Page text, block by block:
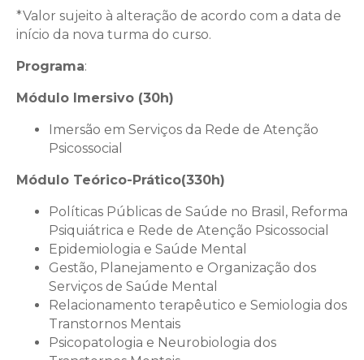
*Valor sujeito à alteração de acordo com a data de
início da nova turma do curso.
Programa:
Módulo Imersivo (30h)
Imersão em Serviços da Rede de Atenção
Psicossocial
Módulo Teórico-Prático(330h)
Políticas Públicas de Saúde no Brasil, Reforma
Psiquiátrica e Rede de Atenção Psicossocial
Epidemiologia e Saúde Mental
Gestão, Planejamento e Organização dos
Serviços de Saúde Mental
Relacionamento terapêutico e Semiologia dos
Transtornos Mentais
Psicopatologia e Neurobiologia dos